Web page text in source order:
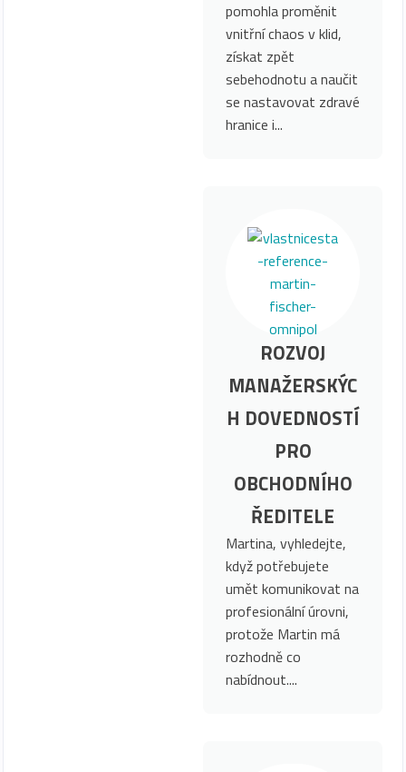
pomohla proměnit
vnitřní chaos v klid,
získat zpět
sebehodnotu a naučit
se nastavovat zdravé
hranice i...
ROZVOJ
MANAŽERSKÝC
H DOVEDNOSTÍ
PRO
OBCHODNÍHO
ŘEDITELE
Martina, vyhledejte,
když potřebujete
umět komunikovat na
profesionální úrovni,
protože Martin má
rozhodně co
nabídnout....